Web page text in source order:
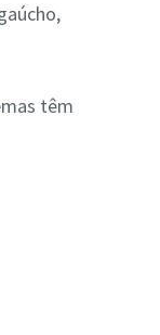
têm